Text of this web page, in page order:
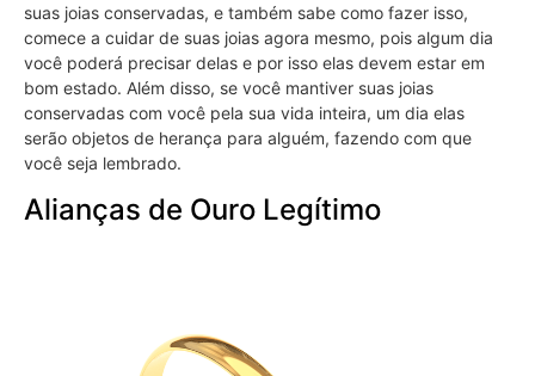
suas joias conservadas, e também sabe como fazer isso,
comece a cuidar de suas joias agora mesmo, pois algum dia
você poderá precisar delas e por isso elas devem estar em
bom estado. Além disso, se você mantiver suas joias
conservadas com você pela sua vida inteira, um dia elas
serão objetos de herança para alguém, fazendo com que
você seja lembrado.
Alianças de Ouro Legítimo